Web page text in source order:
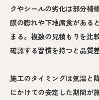
クやシールの劣化は部分補
膜の膨れや下地腐食がある
まる。複数の見積もりを比
確認する習慣を持つと品質
施工のタイミングは気温と
にかけての安定した期間が